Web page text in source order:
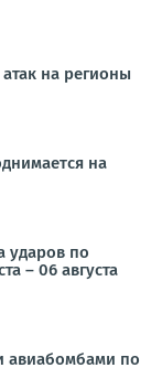
на регионы
на
ударов по
– 06 августа
авиабомбами по